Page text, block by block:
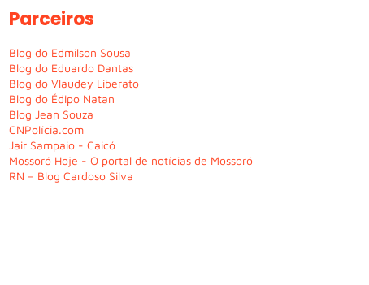
Parceiros
Blog do Edmilson Sousa
Blog do Eduardo Dantas
Blog do Vlaudey Liberato
Blog do Édipo Natan
Blog Jean Souza
CNPolícia.com
Jair Sampaio - Caicó
Mossoró Hoje - O portal de notícias de Mossoró
RN – Blog Cardoso Silva